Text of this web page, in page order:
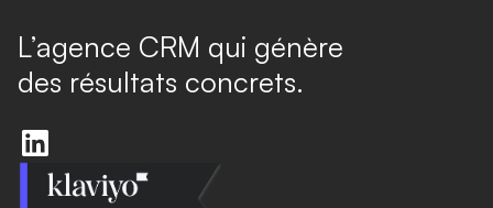
L’agence CRM qui génère
des résultats concrets.